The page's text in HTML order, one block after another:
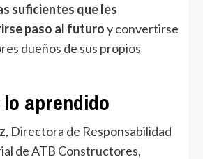
suficientes que les
paso al futuroy convertirse
dueños de sus propios
aprendido
, Directora de Responsabilidad
de ATB Constructores,